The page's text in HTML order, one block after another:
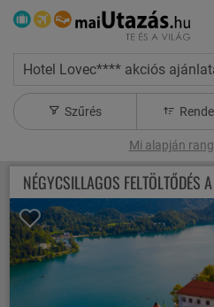
Hotel Lovec**** akciós
Szűrés
Mi alapján
NÉGYCSILLAGOS FELTÖLTŐDÉS